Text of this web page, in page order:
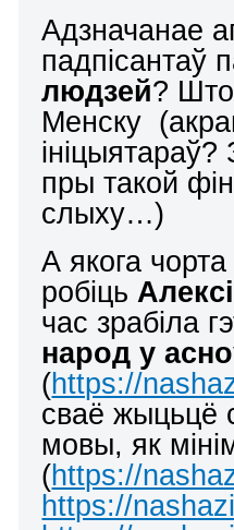
Адзначанае
падпісантаў
людзей?
Менску
пры такой
слыху…)
А якога
робіць
час зрабіла
народ у
(https://
сваё жыцьцё
мовы, як
(https://
https://